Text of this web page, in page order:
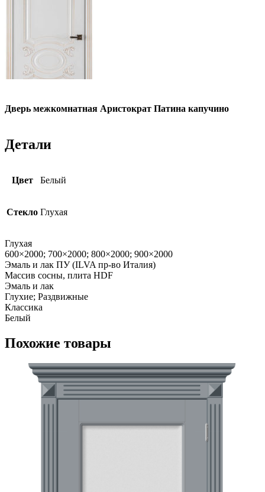
Дверь межкомнатная Аристократ Патина капучино
Детали
Цвет Белый
Стекло Глухая
Глухая
600×2000; 700×2000; 800×2000; 900×2000
Эмаль и лак ПУ (ILVA пр-во Италия)
Массив сосны, плита HDF
Эмаль и лак
Глухие; Раздвижные
Классика
Белый
Похожие товары